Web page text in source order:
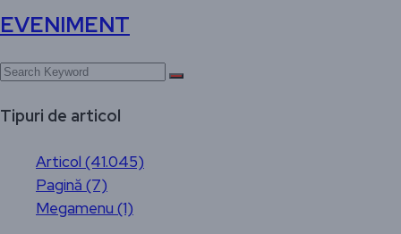
EVENIMENT
Tipuri de articol
Articol (41.045)
Pagină (7)
Megamenu (1)